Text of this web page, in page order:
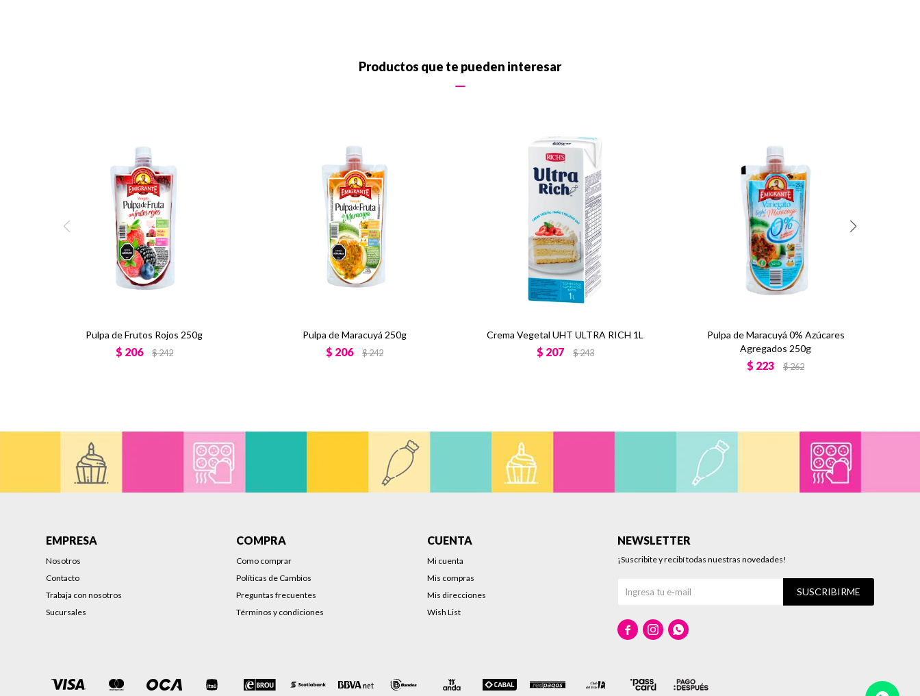
Productos que te pueden interesar
Pulpa de Frutos Rojos 250g
$ 206 $242
Pulpa de Maracuyá 250g
$ 206 $242
Crema Vegetal UHT ULTRA RICH 1L
$ 207 $243
Pulpa de Maracuyá 0% Azúcares
Agregados 250g
$ 223 $262
EMPRESA
Nosotros
Contacto
Trabaja con nosotros
Sucursales
COMPRA
Como comprar
Políticas de Cambios
Preguntas frecuentes
Términos y condiciones
CUENTA
Mi cuenta
Mis compras
Mis direcciones
Wish List
NEWSLETTER
¡Suscribite y recibí todas nuestras novedades!
SUSCRIBIRME
  